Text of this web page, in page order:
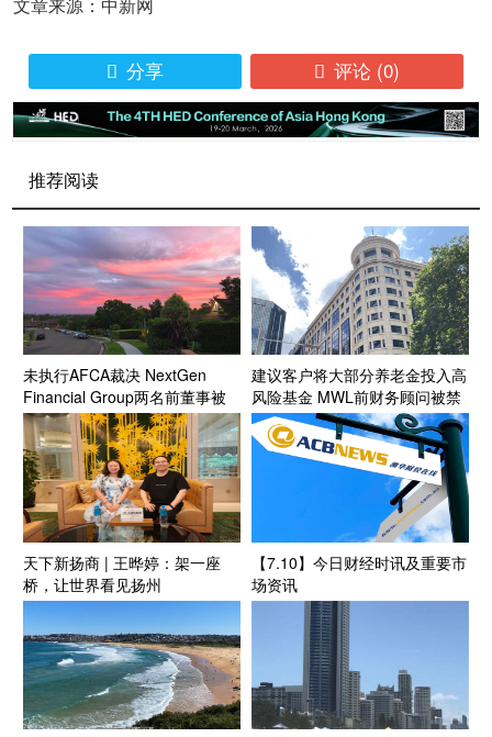
 分享  评论 (0)
推荐阅读
未执行AFCA裁决 NextGen
Financial Group两名前董事被
禁业三年
建议客户将大部分养老金投入高
风险基金 MWL前财务顾问被禁
业三年
天下新扬商 | 王晔婷：架一座
桥，让世界看见扬州
【7.10】今日财经时讯及重要市
场资讯